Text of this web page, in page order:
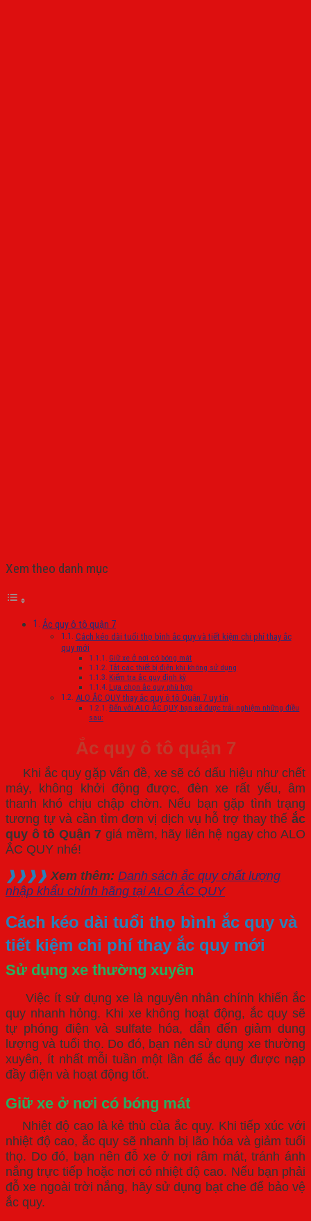
Xem theo danh mục
Ắc quy ô tô quận 7
Cách kéo dài tuổi thọ bình ắc quy và tiết kiệm chi phí thay ắc
quy mới
Giữ xe ở nơi có bóng mát
Tắt các thiết bị điện khi không sử dụng
Kiểm tra ắc quy định kỳ
Lựa chọn ắc quy phù hợp
ALO ẮC QUY thay ắc quy ô tô Quận 7 uy tín
Đến với ALO ẮC QUY, bạn sẽ được trải nghiệm những điều
sau:
Ắc quy ô tô quận 7
Khi ắc quy gặp vấn đề, xe sẽ có dấu hiệu như chết
máy, không khởi động được, đèn xe rất yếu, âm
thanh khó chịu chập chờn. Nếu bạn gặp tình trạng
tương tự và cần tìm đơn vị dịch vụ hỗ trợ thay thế ắc
quy ô tô Quận 7 giá mềm, hãy liên hệ ngay cho ALO
ẮC QUY nhé!
❱❱❱❱ Xem thêm: Danh sách ắc quy chất lượng
nhập khẩu chính hãng tại ALO ẮC QUY
Cách kéo dài tuổi thọ bình ắc quy và
tiết kiệm chi phí thay ắc quy mới
Sử dụng xe thường xuyên
Việc ít sử dụng xe là nguyên nhân chính khiến ắc
quy nhanh hỏng. Khi xe không hoạt động, ắc quy sẽ
tự phóng điện và sulfate hóa, dẫn đến giảm dung
lượng và tuổi thọ. Do đó, bạn nên sử dụng xe thường
xuyên, ít nhất mỗi tuần một lần để ắc quy được nạp
đầy điện và hoạt động tốt.
Giữ xe ở nơi có bóng mát
Nhiệt độ cao là kẻ thù của ắc quy. Khi tiếp xúc với
nhiệt độ cao, ắc quy sẽ nhanh bị lão hóa và giảm tuổi
thọ. Do đó, bạn nên đỗ xe ở nơi râm mát, tránh ánh
nắng trực tiếp hoặc nơi có nhiệt độ cao. Nếu bạn phải
đỗ xe ngoài trời nắng, hãy sử dụng bạt che để bảo vệ
ắc quy.